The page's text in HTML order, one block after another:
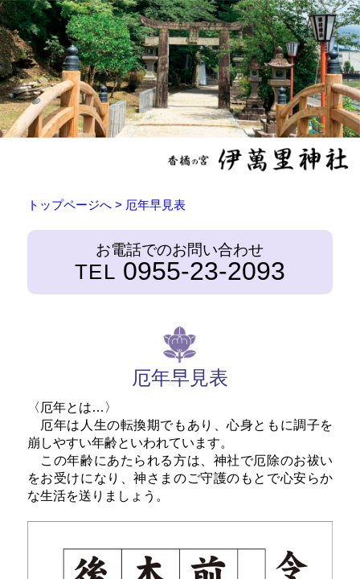
トップページへ> 厄年早見表
お電話でのお問い合わせ
TEL 0955-23-2093
厄年早見表
〈厄年とは…〉
厄年は人生の転換期でもあり、心身ともに調子を
崩しやすい年齢といわれています。
この年齢にあたられる方は、神社で厄除のお祓い
をお受けになり、神さまのご守護のもとで心安らか
な生活を送りましょう。